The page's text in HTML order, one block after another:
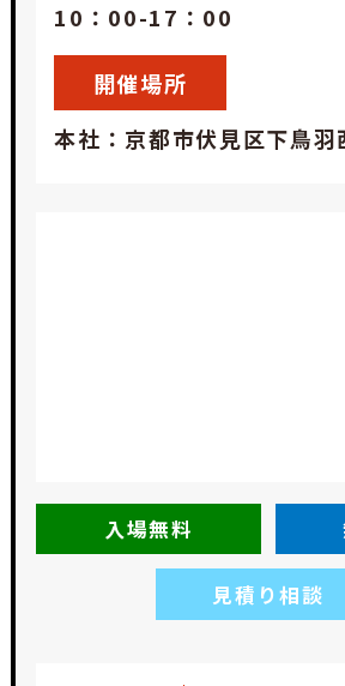
10：00-17：00
開催場所
本社：京都市伏見区下鳥
入場無料
見積り相談